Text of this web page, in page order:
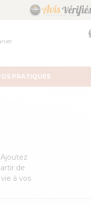
PRATIQUES
de
à vos